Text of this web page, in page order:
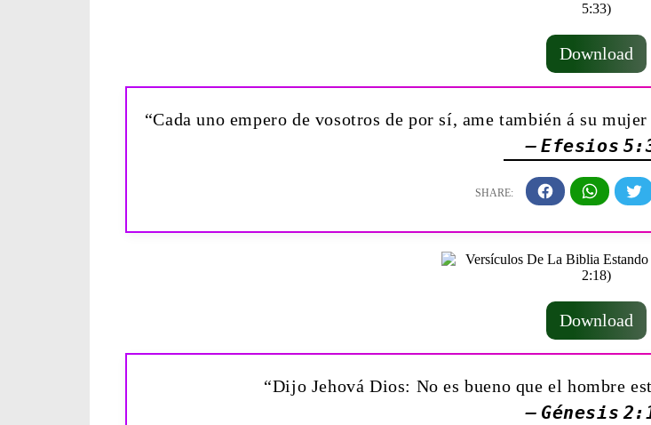
Download
“Cada uno empero de vosotros de por sí, ame también á su
— Efesios
Download
“Dijo Jehová Dios: No es bueno que el hombre
— Génesis